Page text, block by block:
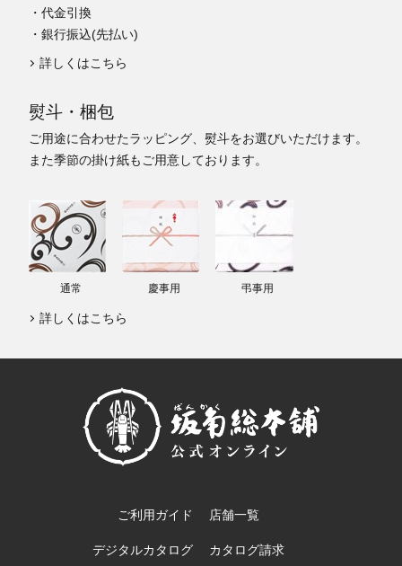
・代金引換
・銀行振込(先払い)
詳しくはこちら
熨斗・梱包
ご用途に合わせたラッピング、熨斗をお選びいただけます。
また季節の掛け紙もご用意しております。
通常 慶事用 弔事用
詳しくはこちら
ご利用ガイド 店舗一覧
デジタルカタログ カタログ請求